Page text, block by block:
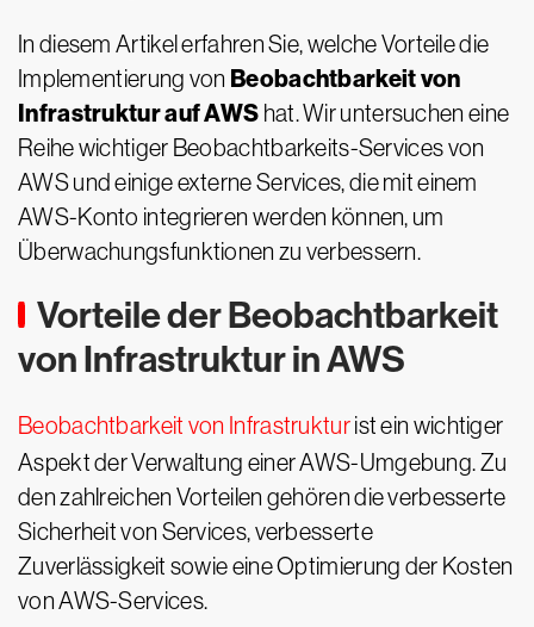
In diesem Artikel erfahren Sie, welche Vorteile die
Implementierung von Beobachtbarkeit von
Infrastruktur auf AWS hat. Wir untersuchen eine
Reihe wichtiger Beobachtbarkeits-Services von
AWS und einige externe Services, die mit einem
AWS-Konto integrieren werden können, um
Überwachungsfunktionen zu verbessern.
Vorteile der Beobachtbarkeit
von Infrastruktur in AWS
Beobachtbarkeit von Infrastrukturist ein wichtiger
Aspekt der Verwaltung einer AWS-Umgebung. Zu
den zahlreichen Vorteilen gehören die verbesserte
Sicherheit von Services, verbesserte
Zuverlässigkeit sowie eine Optimierung der Kosten
von AWS-Services.